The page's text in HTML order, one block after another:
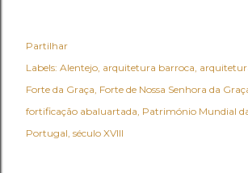
Partilhar
Labels: Alentejo arquitetura barroca
Forte da Graça Forte de Nossa Senhora da
fortificação abaluartada Património Mundial
Portugal século XVIII